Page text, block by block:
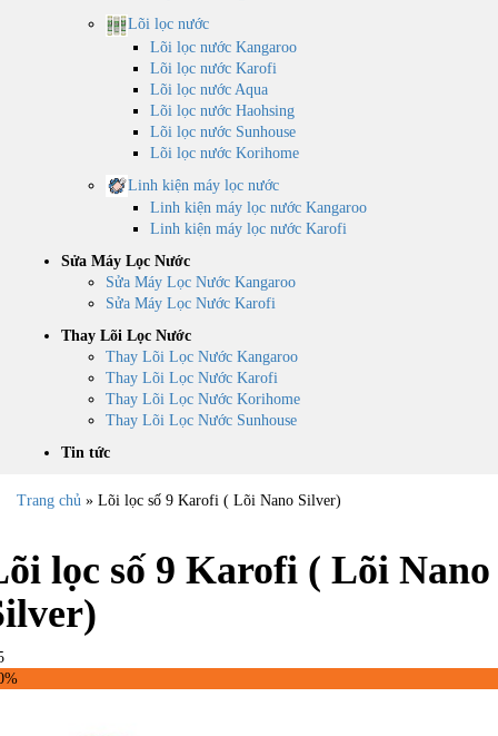
Lõi lọc nước
Lõi lọc nước Kangaroo
Lõi lọc nước Karofi
Lõi lọc nước Aqua
Lõi lọc nước Haohsing
Lõi lọc nước Sunhouse
Lõi lọc nước Korihome
Linh kiện máy lọc nước
Linh kiện máy lọc nước Kangaroo
Linh kiện máy lọc nước Karofi
Sửa Máy Lọc Nước
Sửa Máy Lọc Nước Kangaroo
Sửa Máy Lọc Nước Karofi
Thay Lõi Lọc Nước
Thay Lõi Lọc Nước Kangaroo
Thay Lõi Lọc Nước Karofi
Thay Lõi Lọc Nước Korihome
Thay Lõi Lọc Nước Sunhouse
Tin tức
Trang chủ » Lõi lọc số 9 Karofi ( Lõi Nano Silver)
lọc số 9 Karofi ( Lõi Nano